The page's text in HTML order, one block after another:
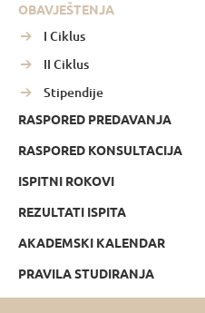
OBAVJEŠTENJA
I Ciklus
II Ciklus
Stipendije
RASPORED PREDAVANJA
RASPORED KONSULTACIJA
ISPITNI ROKOVI
REZULTATI ISPITA
AKADEMSKI KALENDAR
PRAVILA STUDIRANJA